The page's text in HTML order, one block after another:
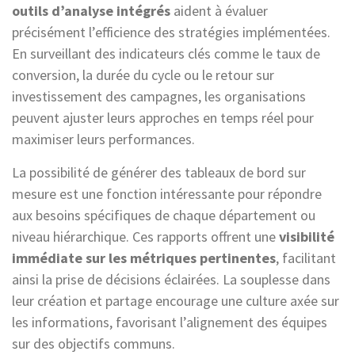
outils d’analyse intégrés aident à évaluer
précisément l’efficience des stratégies implémentées.
En surveillant des indicateurs clés comme le taux de
conversion, la durée du cycle ou le retour sur
investissement des campagnes, les organisations
peuvent ajuster leurs approches en temps réel pour
maximiser leurs performances.
La possibilité de générer des tableaux de bord sur
mesure est une fonction intéressante pour répondre
aux besoins spécifiques de chaque département ou
niveau hiérarchique. Ces rapports offrent unevisibilité
immédiate sur les métriques pertinentes, facilitant
ainsi la prise de décisions éclairées. La souplesse dans
leur création et partage encourage une culture axée sur
les informations, favorisant l’alignement des équipes
sur des objectifs communs.